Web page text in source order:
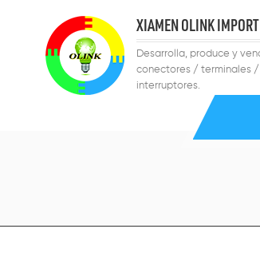
XIAMEN OLINK
Desarrolla, produce y
conectores / terminales
interruptores.